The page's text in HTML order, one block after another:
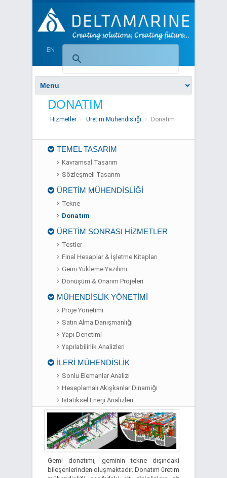
EN
DONATIM
Hizmetler Üretim Mühendisliği Donatım
TEMEL TASARIM
Kavramsal Tasarım
Sözleşmeli Tasarım
ÜRETİM MÜHENDİSLİĞİ
Tekne
Donatım
ÜRETİM SONRASI HİZMETLER
Testler
Final Hesaplar & İşletme Kitapları
Gemi Yükleme Yazılımı
Dönüşüm & Onarım Projeleri
MÜHENDİSLİK YÖNETİMİ
Proje Yönetimi
Satın Alma Danışmanlığı
Yapı Denetimi
Yapılabilirlik Analizleri
İLERİ MÜHENDİSLİK
Sonlu Elemanlar Analizi
Hesaplamalı Akışkanlar Dinamiği
İstatiksel Enerji Analizleri
Gemi donatımı, geminin tekne dışındaki
bileşenlerinden oluşmaktadır. Donatım üretim